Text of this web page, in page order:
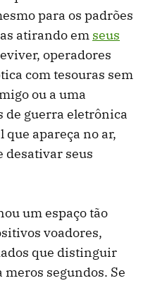
para os padrões
atirando em seus
operadores
com tesouras sem
ou a uma
de guerra eletrônica
apareça no ar,
desativar seus
um espaço tão
voadores,
que distinguir
segundos. Se